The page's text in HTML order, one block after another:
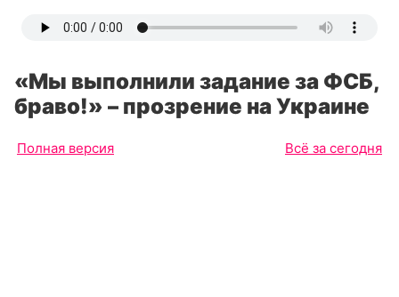
«Мы выполнили задание за ФСБ,
браво!» – прозрение на Украине
Полная версия Всё за сегодня